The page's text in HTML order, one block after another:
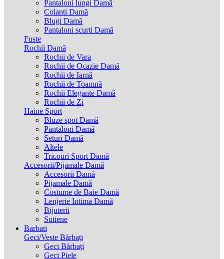
Pantaloni lungi Damă
Colanti Damă
Blugi Damă
Pantaloni scurti Damă
Fuste
Rochii Damă
Rochii de Vara
Rochii de Ocazie Damă
Rochii de Iarnă
Rochii de Toamnă
Rochii Elegante Damă
Rochii de Zi
Haine Sport
Bluze spot Damă
Pantaloni Damă
Seturi Damă
Altele
Tricouri Sport Damă
Accesorii/Pijamale Damă
Accesorii Damă
Pijamale Damă
Costume de Baie Damă
Lenjerie Intima Damă
Bijuterii
Sutiene
Barbati
Geci/Veste Bărbați
Geci Bărbați
Geci Piele